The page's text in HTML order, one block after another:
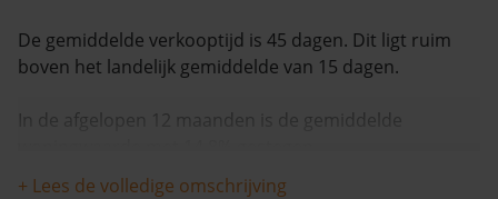
De gemiddelde verkooptijd is 45 dagen. Dit ligt ruim
boven het landelijk gemiddelde van 15 dagen.
In de afgelopen 12 maanden is de gemiddelde
+ Lees de volledige omschrijving